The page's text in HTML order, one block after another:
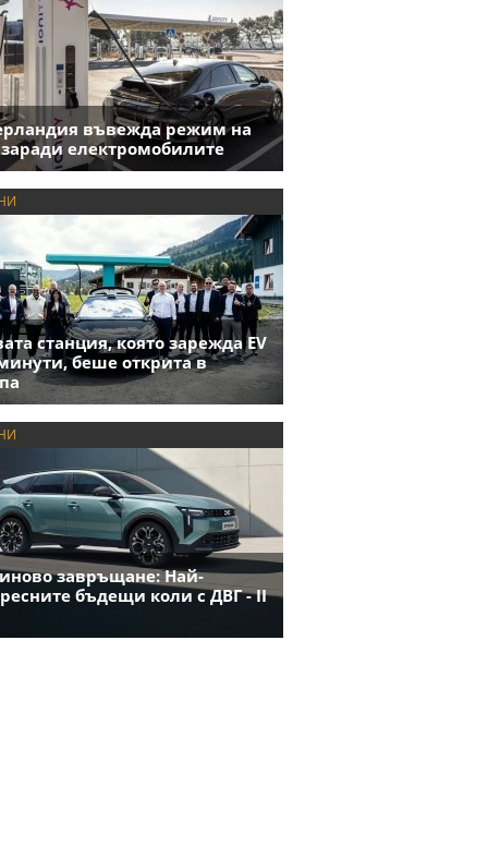
въвежда режим на
заради електромобилите
станция, която зарежда EV
беше открита в
завръщане: Най-
бъдещи коли с ДВГ - II